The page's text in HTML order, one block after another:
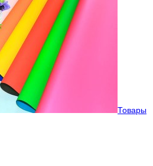
Товары